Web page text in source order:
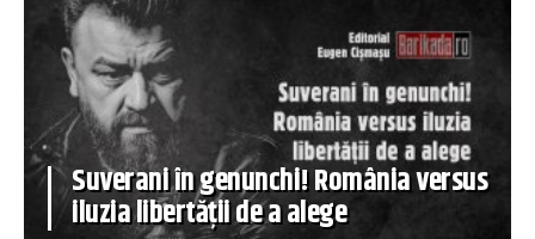
Suverani în genunchi! România versus
iluzia libertății de a alege